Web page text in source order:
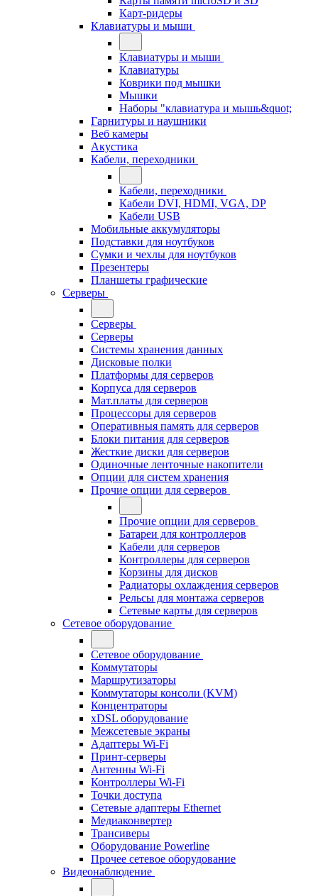
Карт-ридеры
Клавиатуры и мыши
Клавиатуры и мыши
Клавиатуры
Коврики под мышки
Мышки
Наборы "клавиатура и мышь&quot;
Гарнитуры и наушники
Веб камеры
Акустика
Кабели, переходники
Кабели, переходники
Кабели DVI, HDMI, VGA, DP
Кабели USB
Мобильные аккумуляторы
Подставки для ноутбуков
Сумки и чехлы для ноутбуков
Презентеры
Планшеты графические
Серверы
Серверы
Серверы
Системы хранения данных
Дисковые полки
Платформы для серверов
Корпуса для серверов
Мат.платы для серверов
Процессоры для серверов
Оперативныя память для серверов
Блоки питания для серверов
Жесткие диски для серверов
Одиночные ленточные накопители
Опции для систем хранения
Прочие опции для серверов
Прочие опции для серверов
Батареи для контроллеров
Кабели для серверов
Контроллеры для серверов
Корзины для дисков
Радиаторы охлаждения серверов
Рельсы для монтажа серверов
Сетевые карты для серверов
Сетевое оборудование
Сетевое оборудование
Коммутаторы
Маршрутизаторы
Коммутаторы консоли (KVM)
Концентраторы
xDSL оборудование
Межсетевые экраны
Адаптеры Wi-Fi
Принт-серверы
Антенны Wi-Fi
Контроллеры Wi-Fi
Точки доступа
Сетевые адаптеры Ethernet
Медиаконвертер
Трансиверы
Оборудование Powerline
Прочее сетевое оборудование
Видеонаблюдение